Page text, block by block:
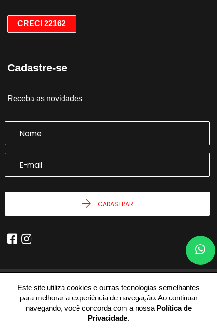
CRECI 22162
Cadastre-se
Receba as novidades
CADASTRAR
© 2026 - Joseph Castro Imóveis -59.946.943/0001-54 -Todos os
Direitos Reservados.
Este site utiliza cookies e outras tecnologias semelhantes
para melhorar a experiência de navegação. Ao continuar
navegando, você concorda com a nossa Política de
Privacidade.